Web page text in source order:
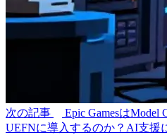
次の記事
Epic GamesはModel
UEFNに導入するのか？AI支援